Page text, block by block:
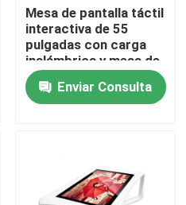
Mesa de pantalla táctil
interactiva de 55
pulgadas con carga
inalámbrica y mesa de
café inteligente multi-
toqueEnviar Consulta